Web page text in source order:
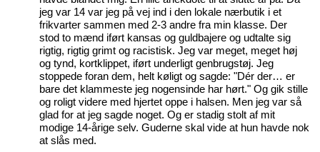
jeg var 14 var jeg på vej ind i den lokale nærbutik i et
frikvarter sammen med 2-3 andre fra min klasse. Der
stod to mænd iført kansas og guldbajere og udtalte sig
rigtig, rigtig grimt og racistisk. Jeg var meget, meget høj
og tynd, kortklippet, iført underligt genbrugstøj. Jeg
stoppede foran dem, helt køligt og sagde: "Dér der… er
bare det klammeste jeg nogensinde har hørt." Og gik stille
og roligt videre med hjertet oppe i halsen. Men jeg var så
glad for at jeg sagde noget. Og er stadig stolt af mit
modige 14-årige selv. Guderne skal vide at hun havde nok
at slås med.